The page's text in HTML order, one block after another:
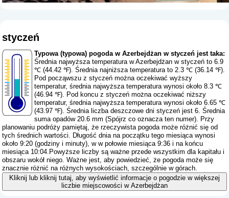
styczeń
Typowa (typowa) pogoda w Azerbejdżan w styczeń jest taka:
Średnia najwyższa temperatura w Azerbejdżan w styczeń to 6.9
℃ (44.42 ℉). Średnia najniższa temperatura to 2.3 ℃ (36.14 ℉).
Pod począwszu z styczeń można oczekiwać wyższy
temperatur, średnia najwyższa temperatura wynosi około 8.3 ℃
(46.94 ℉). Pod koncu z styczeń można oczekiwać niższy
temperatur, średnia najwyższa temperatura wynosi około 6.65 ℃
(43.97 ℉). Średnia liczba deszczowe dni styczeń jest 6. Średnia
suma opadów 20.6 mm (Spójrz co oznacza ten numer). Przy
planowaniu podróży pamiętaj, że rzeczywista pogoda może różnić się od
tych średnich wartości. Długość dnia na początku tego miesiąca wynosi
około 9:20 (godziny i minuty), w w połowie miesiąca 9:36 i na końcu
miesiąca 10:04.Powyższe liczby są ważne przede wszystkim dla kapitału i
obszaru wokół niego. Ważne jest, aby powiedzieć, że pogoda może się
znacznie różnić na różnych wysokościach, szczególnie w górach.
Kliknij lub kliknij tutaj, aby wyświetlić informacje o pogodzie w większej
liczbie miejscowości w Azerbejdżan